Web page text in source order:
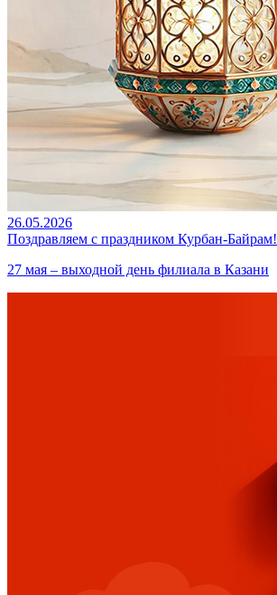
26.05.2026
Поздравляем с праздником Курбан-Байрам!
27 мая – выходной день филиала в Казани